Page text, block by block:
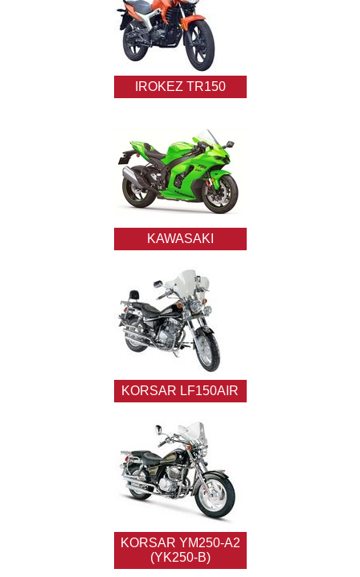
IROKEZ TR150
KAWASAKI
KORSAR LF150AIR
KORSAR YM250-A2
(YK250-B)